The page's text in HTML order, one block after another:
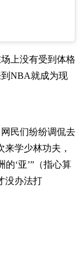
上没有受到体格
NBA就成为现
民们纷纷调侃去
学少林功夫，
的‘亚’”（指心算
没办法打